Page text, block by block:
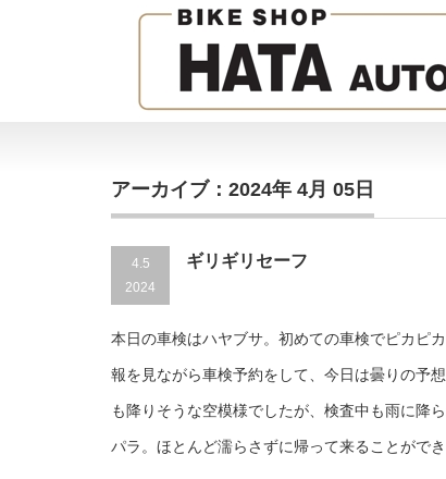
アーカイブ：2024年 4月 05日
4.5
2024
ギリギリセーフ
本日の車検はハヤブサ。初めての車検でピカピ
報を見ながら車検予約をして、今日は曇りの予
も降りそうな空模様でしたが、検査中も雨に降
パラ。ほとんど濡らさずに帰って来ることができ